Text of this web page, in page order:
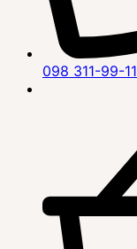
098 311-99-11